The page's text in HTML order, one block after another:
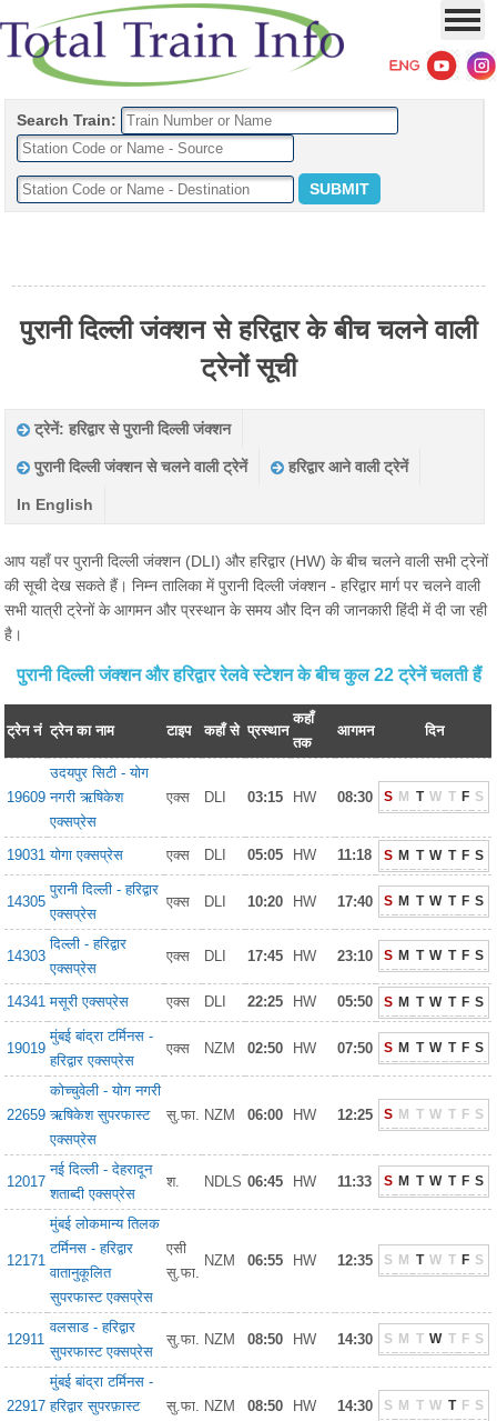
Search Train:
पुरानी दिल्ली जंक्शन से हरिद्वार के बीच चलने वाली
ट्रेनों सूची
ट्रेनें: हरिद्वार से पुरानी दिल्ली जंक्शन
पुरानी दिल्ली जंक्शन से चलने वाली ट्रेनें हरिद्वार आने वाली ट्रेनें
In English
आप यहाँ पर पुरानी दिल्ली जंक्शन (DLI) और हरिद्वार (HW) के बीच चलने वाली सभी ट्रेनों
की सूची देख सकते हैं। निम्न तालिका में पुरानी दिल्ली जंक्शन - हरिद्वार मार्ग पर चलने वाली
सभी यात्री ट्रेनों के आगमन और प्रस्थान के समय और दिन की जानकारी हिंदी में दी जा रही
है।
पुरानी दिल्ली जंक्शन और हरिद्वार रेलवे स्टेशन के बीच कुल 22 ट्रेनें चलती हैं
ट्रेन नं ट्रेन का नाम टाइप कहाँ से प्रस्थान
कहाँ
तक
आगमन दिन
19609
उदयपुर सिटी - योग
नगरी ऋषिकेश
एक्सप्रेस
एक्स DLI 03:15 HW 08:30 S M T W T F S
19031 योगा एक्सप्रेस एक्स DLI 05:05 HW 11:18 S M T W T F S
14305
पुरानी दिल्ली - हरिद्वार
एक्सप्रेस
एक्स DLI 10:20 HW 17:40 S M T W T F S
14303
दिल्ली - हरिद्वार
एक्सप्रेस
एक्स DLI 17:45 HW 23:10 S M T W T F S
14341 मसूरी एक्सप्रेस एक्स DLI 22:25 HW 05:50 S M T W T F S
19019
मुंबई बांद्रा टर्मिनस -
हरिद्वार एक्सप्रेस
एक्स NZM 02:50 HW 07:50 S M T W T F S
22659
कोच्चुवेली - योग नगरी
ऋषिकेश सुपरफास्ट
एक्सप्रेस
सु.फा. NZM 06:00 HW 12:25 S M T W T F S
12017
नई दिल्ली - देहरादून
शताब्दी एक्सप्रेस
श. NDLS 06:45 HW 11:33 S M T W T F S
12171
मुंबई लोकमान्य तिलक
टर्मिनस - हरिद्वार
वातानुकूलित
सुपरफास्ट एक्सप्रेस
एसी
सु.फा.
NZM 06:55 HW 12:35 S M T W T F S
12911
वलसाड - हरिद्वार
सुपरफास्ट एक्सप्रेस
सु.फा. NZM 08:50 HW 14:30 S M T W T F S
22917
मुंबई बांद्रा टर्मिनस -
हरिद्वार सुपरफ़ास्ट
सु.फा. NZM 08:50 HW 14:30 S M T W T F S